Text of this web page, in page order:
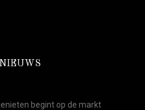
begint op de markt